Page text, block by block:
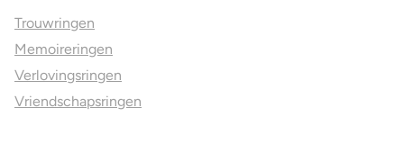
Trouwringen
Memoireringen
Verlovingsringen
Vriendschapsringen